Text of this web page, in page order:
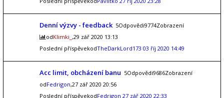
Denní výzvy - feedback 5Odpovědi9774Zobrazení
odKlimki_ ,29 zář 2020 13:13
Poslední příspěvekodTheDarkLord173 03 říj 2020 14:49
Acc limit, obcházení banu 5Odpovědi9686Zobrazení
odFedrigon,27 zář 2020 20:56
Poslední příspěvekodFedrigon 27 zář 2020 22:33